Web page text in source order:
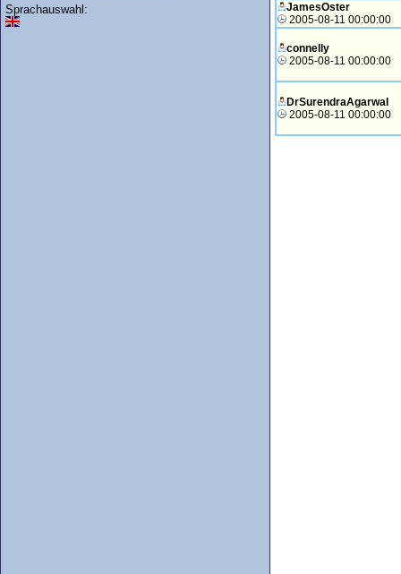
Sprachauswahl:
JamesOster
2005-08-11 00:00:00
connelly
2005-08-11 00:00:00
DrSurendraAgarwal
2005-08-11 00:00:00